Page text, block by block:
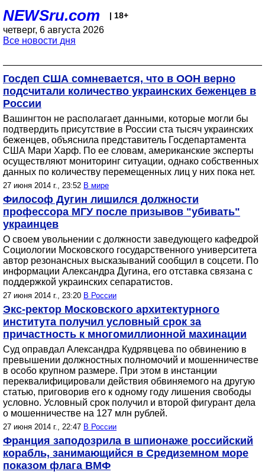
NEWSru.com | 18+
четверг, 6 августа 2026
Все новости дня
Госдеп США сомневается, что в ООН верно
подсчитали количество украинских беженцев в
России
Вашингтон не располагает данными, которые могли бы
подтвердить присутствие в России ста тысяч украинских
беженцев, объяснила представитель Госдепартамента
США Мари Харф. По ее словам, американские эксперты
осуществляют мониторинг ситуации, однако собственных
данных по количеству перемещенных лиц у них пока нет.
27 июня 2014 г., 23:52 В мире
Философ Дугин лишился должности
профессора МГУ после призывов "убивать"
украинцев
О своем увольнении с должности заведующего кафедрой
Социологии Московского государственного университета
автор резонансных высказываний сообщил в соцсети. По
информации Александра Дугина, его отставка связана с
поддержкой украинских сепаратистов.
27 июня 2014 г., 23:20 В России
Экс-ректор Московского архитектурного
института получил условный срок за
причастность к многомиллионной махинации
Суд оправдал Александра Кудрявцева по обвинению в
превышении должностных полномочий и мошенничестве
в особо крупном размере. При этом в инстанции
переквалифицировали действия обвиняемого на другую
статью, приговорив его к одному году лишения свободы
условно. Условный срок получил и второй фигурант дела
о мошенничестве на 127 млн рублей.
27 июня 2014 г., 22:47 В России
Франция заподозрила в шпионаже российский
корабль, занимающийся в Средиземном море
показом флага ВМФ